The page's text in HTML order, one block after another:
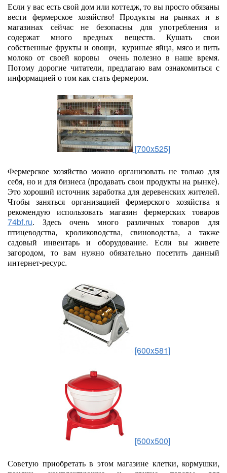
Если у вас есть свой дом или коттедж, то вы просто обязаны
вести фермерское хозяйство! Продукты на рынках и в
магазинах сейчас не безопасны для употребления и
содержат много вредных веществ. Кушать свои
собственные фрукты и овощи, куриные яйца, мясо и пить
молоко от своей коровы очень полезно в наше время.
Потому дорогие читатели, предлагаю вам ознакомиться с
информацией о том как стать фермером.
[700x525]
Фермерское хозяйство можно организовать не только для
себя, но и для бизнеса (продавать свои продукты на рынке).
Это хороший источник заработка для деревенских жителей.
Чтобы заняться организацией фермерского хозяйства я
рекомендую использовать магазин фермерских товаров
74bf.ru. Здесь очень много различных товаров для
птицеводства, кролиководства, свиноводства, а также
садовый инвентарь и оборудование. Если вы живете
загородом, то вам нужно обязательно посетить данный
интернет-ресурс.
[600x581]
[500x500]
Советую приобретать в этом магазине клетки, кормушки,